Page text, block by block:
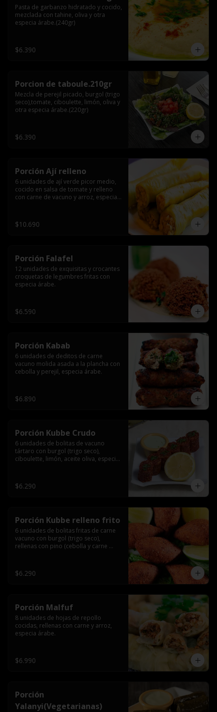
Pasta de garbanzo hidratado y cocido,
mezclada con tahine, oliva y otra
especia árabe.(240gr)
$6.390
Porcion de taboule.210gr
Mezcla de perejil picado, burgol (trigo
seco),tomate, ciboulette, limón, oliva y
otra especia árabe.(220gr)
$6.390
Porción Ají relleno
6 unidades de ají verde picor medio,
cocido en salsa de tomate y relleno
con carne de vacuno y arroz, especia
$10.690
Porción Falafel
12 unidades de exquisitas y crocantes
croquetas de legumbres fritas con
especia árabe.
$6.590
Porción Kabab
6 unidades de deditos de carne
vacuno molida asada a la plancha con
cebolla y perejil, especia árabe.
$6.890
Porción Kubbe Crudo
6 unidades de bolitas de vacuno
tártaro con burgol (trigo seco),
ciboulette, limón, aceite oliva, especia
$6.290
Porción Kubbe relleno frito
6 unidades de bolitas fritas de carne
vacuno con burgol (trigo seco),
rellenas con pino (cebolla y carne
$6.290
Porción Malfuf
8 unidades de hojas de repollo
cocidas, rellenas con carne y arroz,
especia árabe.
$6.990
Porción
Yalanyi(Vegetarianas)